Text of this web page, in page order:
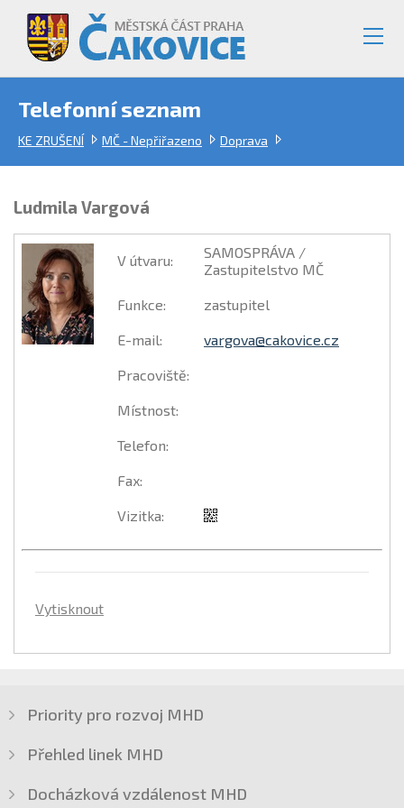
Telefonní seznam
KE ZRUŠENÍ MČ - Nepřiřazeno Doprava
Ludmila Vargová
V útvaru:
SAMOSPRÁVA /
Zastupitelstvo MČ
Funkce: zastupitel
E-mail: vargova@cakovice.cz
Pracoviště:
Místnost:
Telefon:
Fax:
Vizitka:
Vytisknout
Priority pro rozvoj MHD
Přehled linek MHD
Docházková vzdálenost MHD